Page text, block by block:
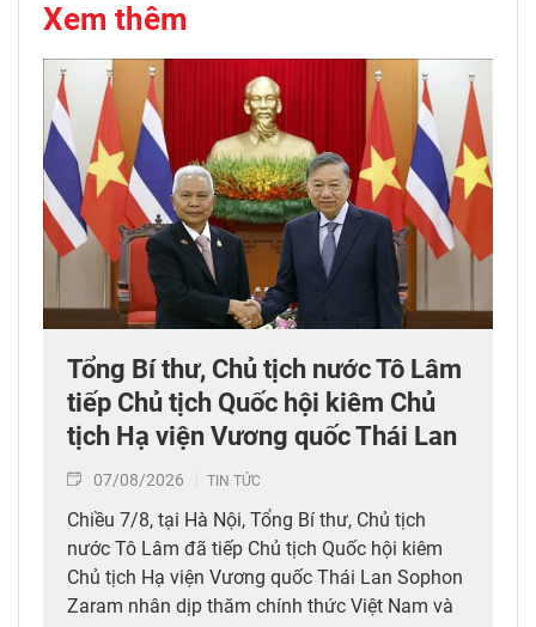
Xem thêm
Tổng Bí thư, Chủ tịch nước Tô Lâm
tiếp Chủ tịch Quốc hội kiêm Chủ
tịch Hạ viện Vương quốc Thái Lan
07/08/2026 TIN TỨC
Chiều 7/8, tại Hà Nội, Tổng Bí thư, Chủ tịch
nước Tô Lâm đã tiếp Chủ tịch Quốc hội kiêm
Chủ tịch Hạ viện Vương quốc Thái Lan Sophon
Zaram nhân dịp thăm chính thức Việt Nam và